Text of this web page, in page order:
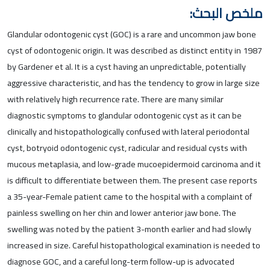
ملخص البحث:
Glandular odontogenic cyst (GOC) is a rare and uncommon jaw bone
cyst of odontogenic origin. It was described as distinct entity in 1987
by Gardener et al. It is a cyst having an unpredictable, potentially
aggressive characteristic, and has the tendency to grow in large size
with relatively high recurrence rate. There are many similar
diagnostic symptoms to glandular odontogenic cyst as it can be
clinically and histopathologically confused with lateral periodontal
cyst, botryoid odontogenic cyst, radicular and residual cysts with
mucous metaplasia, and low-grade mucoepidermoid carcinoma and it
is difficult to differentiate between them. The present case reports
a 35-year-Female patient came to the hospital with a complaint of
painless swelling on her chin and lower anterior jaw bone. The
swelling was noted by the patient 3-month earlier and had slowly
increased in size. Careful histopathological examination is needed to
diagnose GOC, and a careful long-term follow-up is advocated